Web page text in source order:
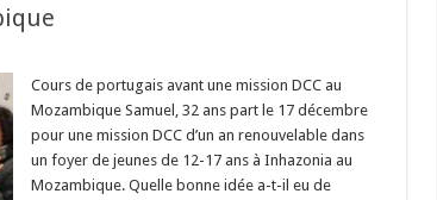
Cours de portugais avant une mission DCC au
Mozambique Samuel, 32 ans part le 17 décembre
pour une mission DCC d’un an renouvelable dans
un foyer de jeunes de 12-17 ans à Inhazonia au
Mozambique. Quelle bonne idée a-t-il eu de